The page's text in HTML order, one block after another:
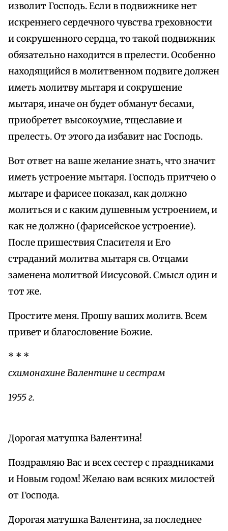
изволит Господь. Если в подвижнике нет
искреннего сердечного чувства греховности
и сокрушенного сердца, то такой подвижник
обязательно находится в прелести. Особенно
находящийся в молитвенном подвиге должен
иметь молитву мытаря и сокрушение
мытаря, иначе он будет обманут бесами,
приобретет высокоумие, тщеславие и
прелесть. От этого да избавит нас Господь.
Вот ответ на ваше желание знать, что значит
иметь устроение мытаря. Господь притчею о
мытаре и фарисее показал, как должно
молиться и с каким душевным устроением, и
как не должно (фарисейское устроение).
После пришествия Спасителя и Его
страданий молитва мытаря св. Отцами
заменена молитвой Иисусовой. Смысл один и
тот же.
Простите меня. Прошу ваших молитв. Всем
привет и благословение Божие.
* * *
схимонахине Валентине и сестрам
1955 г.
Дорогая матушка Валентина!
Поздравляю Вас и всех сестер с праздниками
и Новым годом! Желаю вам всяких милостей
от Господа.
Дорогая матушка Валентина, за последнее